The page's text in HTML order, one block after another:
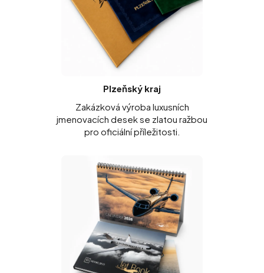
Plzeňský kraj
Zakázková výroba luxusních
jmenovacích desek se zlatou ražbou
pro oficiální příležitosti.